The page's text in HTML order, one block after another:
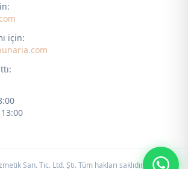
için:
San. Tic. Ltd. Şti. Tüm hakları saklıdır. by